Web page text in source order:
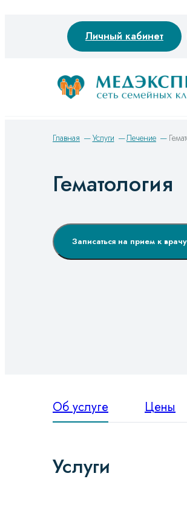
Личный кабинет
Главная Услуги Лечение
Гематология
Записаться на прием к врачу
Об услуге Цены
Услуги